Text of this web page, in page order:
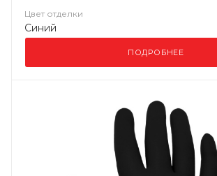
Цвет отделки
Синий
ПОДРОБНЕЕ